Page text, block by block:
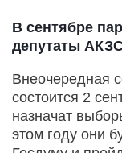
В сентябре
депутаты
Внеочередная
состоится 2
назначат
этом году они